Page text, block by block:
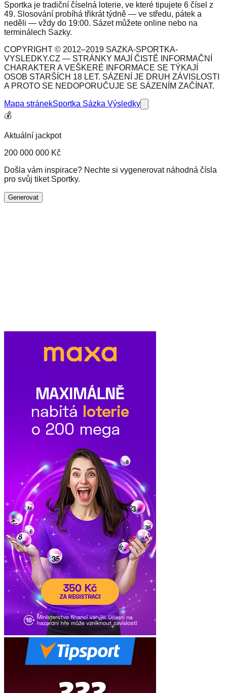
Sportka je tradiční číselná loterie, ve které tipujete 6 čísel z
49. Slosování probíhá třikrát týdně — ve středu, pátek a
neděli — vždy do 19:00. Sázet můžete online nebo na
terminálech Sazky.
COPYRIGHT © 2012–2019 SAZKA-SPORTKA-
VYSLEDKY.CZ — STRÁNKY MAJÍ ČISTĚ INFORMAČNÍ
CHARAKTER A VEŠKERÉ INFORMACE SE TÝKAJÍ
OSOB STARŠÍCH 18 LET. SÁZENÍ JE DRUH ZÁVISLOSTI
A PROTO SE NEDOPORUČUJE SE SÁZENÍM ZAČÍNAT.
Mapa stránekSportka Sázka Výsledky
💰
Aktuální jackpot
200 000 000 Kč
Došla vám inspirace? Nechte si vygenerovat náhodná čísla
pro svůj tiket Sportky.
Generovat